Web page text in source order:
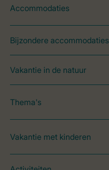
Accommodaties
Bijzondere accommodaties
Vakantie in de natuur
Thema's
Vakantie met kinderen